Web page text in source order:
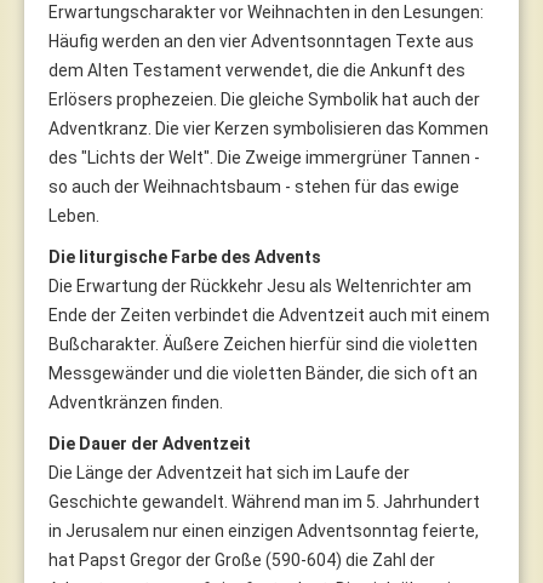
Erwartungscharakter vor Weihnachten in den Lesungen:
Häufig werden an den vier Adventsonntagen Texte aus
dem Alten Testament verwendet, die die Ankunft des
Erlösers prophezeien. Die gleiche Symbolik hat auch der
Adventkranz. Die vier Kerzen symbolisieren das Kommen
des "Lichts der Welt". Die Zweige immergrüner Tannen -
so auch der Weihnachtsbaum - stehen für das ewige
Leben.
Die liturgische Farbe des Advents
Die Erwartung der Rückkehr Jesu als Weltenrichter am
Ende der Zeiten verbindet die Adventzeit auch mit einem
Bußcharakter. Äußere Zeichen hierfür sind die violetten
Messgewänder und die violetten Bänder, die sich oft an
Adventkränzen finden.
Die Dauer der Adventzeit
Die Länge der Adventzeit hat sich im Laufe der
Geschichte gewandelt. Während man im 5. Jahrhundert
in Jerusalem nur einen einzigen Adventsonntag feierte,
hat Papst Gregor der Große (590-604) die Zahl der